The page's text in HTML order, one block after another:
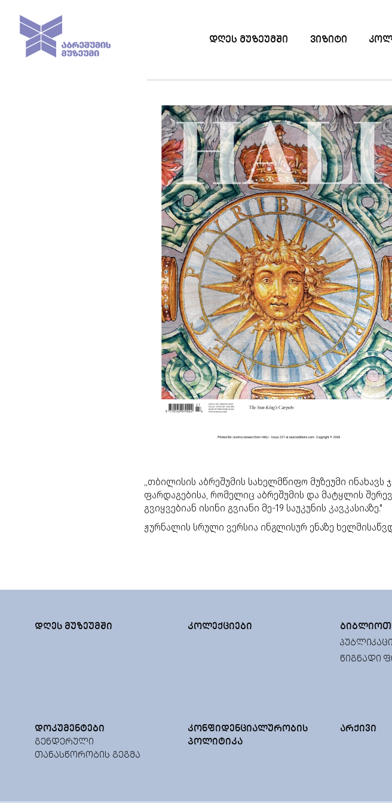
ᲓᲦᲔᲡ ᲛᲣᲖᲔᲣᲛᲨᲘ ᲕᲘᲖᲘᲢᲘ
„თბილისის აბრეშუმის სახელმწიფო მუზეუმი
ფარდაგებისა, რომელიც აბრეშუმის და მატყლის
გვიყვებიან ისინი გვიანი მე-19 საუკუნის კავკასიაზე."
ჟურნალის სრული ვერსია ინგლისურ ენაზე
ᲓᲦᲔᲡ ᲛᲣᲖᲔᲣᲛᲨᲘ ᲙᲝᲚᲔᲥᲪᲘᲔᲑᲘ
ᲬᲘᲒᲜᲐᲓᲘ
ᲓᲝᲙᲣᲛᲔᲜᲢᲔᲑᲘ
ᲒᲔᲜᲓᲔᲠᲣᲚᲘ
ᲗᲐᲜᲐᲡᲬᲝᲠᲝᲑᲘᲡ ᲒᲔᲒᲛᲐ
ᲙᲝᲜᲤᲘᲓᲔᲜᲪᲘᲐᲚᲣᲠᲝᲑᲘᲡ
ᲞᲝᲚᲘᲢᲘᲙᲐ
ᲐᲠᲥᲘᲕᲘ